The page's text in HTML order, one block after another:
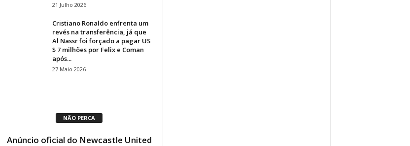
21 Julho 2026
Cristiano Ronaldo enfrenta um
revés na transferência, já que
Al Nassr foi forçado a pagar US
$ 7 milhões por Felix e Coman
após...
27 Maio 2026
NÃO PERCA
Anúncio oficial do Newcastle United